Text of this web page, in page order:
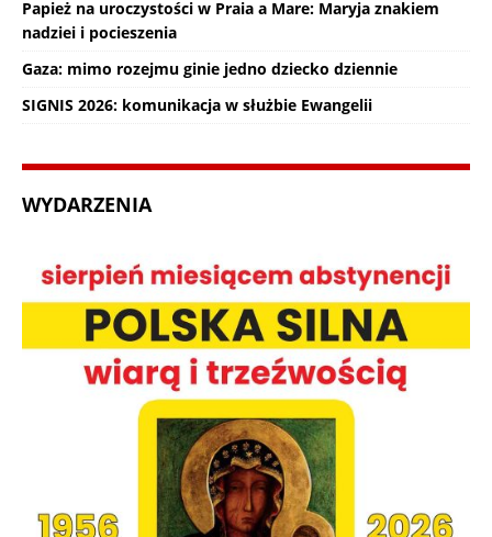
Papież na uroczystości w Praia a Mare: Maryja znakiem
nadziei i pocieszenia
Gaza: mimo rozejmu ginie jedno dziecko dziennie
SIGNIS 2026: komunikacja w służbie Ewangelii
WYDARZENIA